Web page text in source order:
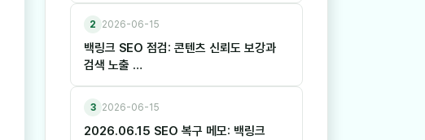
2 2026-06-15
백링크 SEO 점검: 콘텐츠 신뢰도 보강과
검색 노출 …
3 2026-06-15
2026.06.15 SEO 복구 메모: 백링크